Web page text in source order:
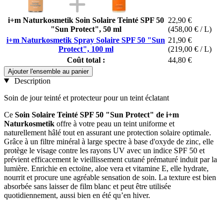
i+m Naturkosmetik Soin Solaire Teinté SPF 50
"Sun Protect", 50 ml
22,90 €
(458,00 € / L)
i+m Naturkosmetik Spray Solaire SPF 50 "Sun
Protect", 100 ml
21,90 €
(219,00 € / L)
Coût total :
44,80 €
Ajouter l'ensemble au panier
Description
Soin de jour teinté et protecteur pour un teint éclatant
Ce Soin Solaire Teinté SPF 50 "Sun Protect" de i+m
Naturkosmetik offre à votre peau un teint uniforme et
naturellement hâlé tout en assurant une protection solaire optimale.
Grâce à un filtre minéral à large spectre à base d'oxyde de zinc, elle
protège le visage contre les rayons UV avec un indice SPF 50 et
prévient efficacement le vieillissement cutané prématuré induit par la
lumière. Enrichie en ectoïne, aloe vera et vitamine E, elle hydrate,
nourrit et procure une agréable sensation de soin. La texture est bien
absorbée sans laisser de film blanc et peut être utilisée
quotidiennement, aussi bien en été qu’en hiver.